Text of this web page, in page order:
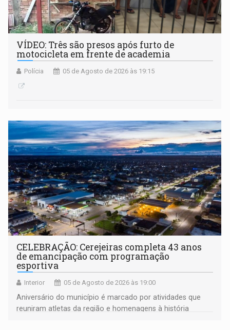
VÍDEO: Três são presos após furto de
motocicleta em frente de academia
Polícia 05 de Agosto de 2026 às 19:15
CELEBRAÇÃO: Cerejeiras completa 43 anos
de emancipação com programação
esportiva
Interior 05 de Agosto de 2026 às 19:00
Aniversário do município é marcado por atividades que
reuniram atletas da região e homenagens à história